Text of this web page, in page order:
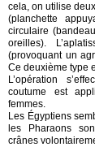
cela, on utilise
(planchette
circulaire
oreilles).
(provoquant un
Ce deuxième type
L’opération
coutume est
femmes.
Les Égyptiens
les Pharaons
crânes